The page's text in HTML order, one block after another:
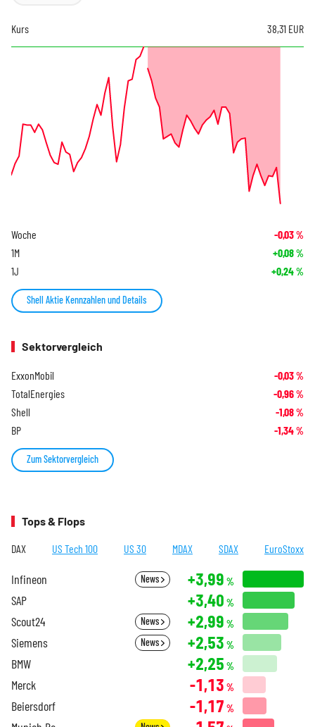
Kurs 38,31 EUR
Woche -0,03%
1M +0,08%
1J +0,24%
Shell Aktie Kennzahlen und Details
Sektorvergleich
ExxonMobil -0,03%
TotalEnergies -0,96%
Shell -1,08%
BP -1,34%
Zum Sektorvergleich
Tops & Flops
DAX US Tech 100 US 30 MDAX SDAX EuroStoxx
Infineon News +3,99 %
SAP +3,40 %
Scout24 News +2,99 %
Siemens News +2,53 %
BMW +2,25 %
Merck -1,13 %
Beiersdorf -1,17 %